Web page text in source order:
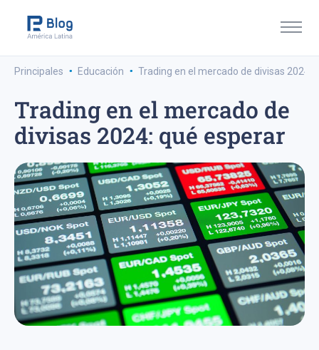
Principales · Educación · Trading en el mercado de divisas 2024:
Trading en el mercado de
divisas 2024: qué esperar